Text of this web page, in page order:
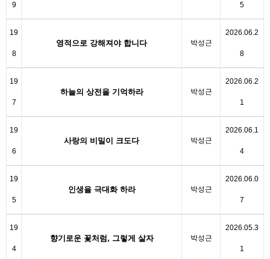
9 5
19
8
영적으로 강해져야 합니다 박성근
2026.06.2
8
19
7
하늘의 상전을 기억하라 박성근
2026.06.2
1
19
6
사랑의 비밀이 크도다 박성근
2026.06.1
4
19
5
인생을 극대화 하라 박성근
2026.06.0
7
19
4
향기로운 꽃처럼, 그렇게 살자 박성근
2026.05.3
1